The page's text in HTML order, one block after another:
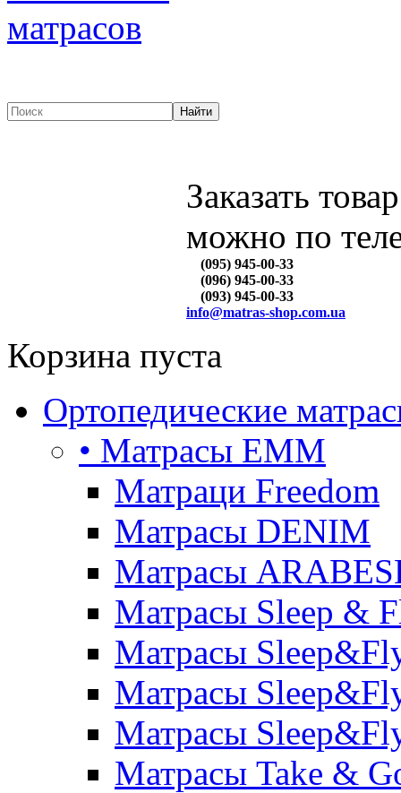
Заказать товар
можно по
(095) 945-00-33
(096) 945-00-33
(093) 945-00-33
info@matras-shop.com.ua
Корзина пуста
Ортопедические
• Матрасы ЕММ
Матраци Freedom
Матрасы DENIM
Матрасы
Матрасы Sleep &
Матрасы
Матрасы
Матрасы
Матрасы Take &